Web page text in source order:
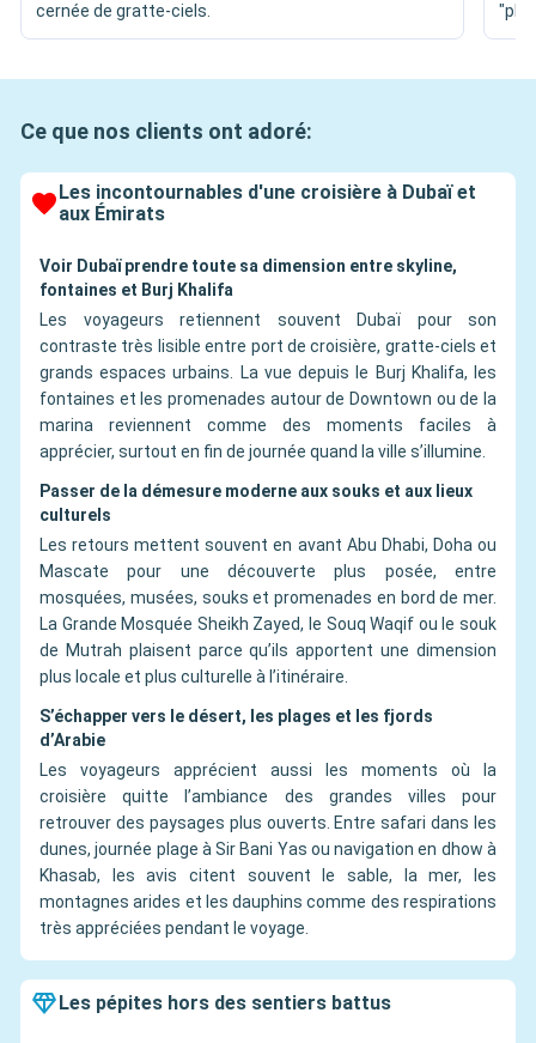
cernée de gratte-ciels.
Ce que nos clients ont adoré:
Les incontournables d'une croisière à Dubaï et
aux Émirats
Voir Dubaï prendre toute sa dimension entre skyline,
fontaines et Burj Khalifa
Les voyageurs retiennent souvent Dubaï pour son
contraste très lisible entre port de croisière, gratte-ciels et
grands espaces urbains. La vue depuis le Burj Khalifa, les
fontaines et les promenades autour de Downtown ou de la
marina reviennent comme des moments faciles à
apprécier, surtout en fin de journée quand la ville s’illumine.
Passer de la démesure moderne aux souks et aux lieux
culturels
Les retours mettent souvent en avant Abu Dhabi, Doha ou
Mascate pour une découverte plus posée, entre
mosquées, musées, souks et promenades en bord de mer.
La Grande Mosquée Sheikh Zayed, le Souq Waqif ou le souk
de Mutrah plaisent parce qu’ils apportent une dimension
plus locale et plus culturelle à l’itinéraire.
S’échapper vers le désert, les plages et les fjords
d’Arabie
Les voyageurs apprécient aussi les moments où la
croisière quitte l’ambiance des grandes villes pour
retrouver des paysages plus ouverts. Entre safari dans les
dunes, journée plage à Sir Bani Yas ou navigation en dhow à
Khasab, les avis citent souvent le sable, la mer, les
montagnes arides et les dauphins comme des respirations
très appréciées pendant le voyage.
Les pépites hors des sentiers battus